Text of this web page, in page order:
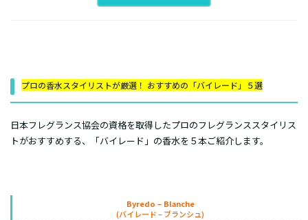
プロの香水スタイリストが厳選！ おすすめの「バイレード」５選
日本フレグランス協会の資格を取得したプロのフレグランススタイリス
トがおすすめする、「バイレード」の香水を５本ご紹介します。
Byredo – Blanche
(バイレード – ブランシュ)